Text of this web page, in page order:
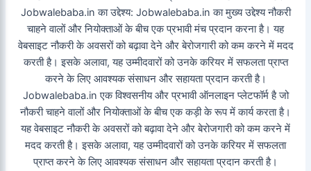
Jobwalebaba.in का उद्देश्य: Jobwalebaba.in का मुख्य उद्देश्य नौकरी
चाहने वालों और नियोक्ताओं के बीच एक प्रभावी मंच प्रदान करना है। यह
वेबसाइट नौकरी के अवसरों को बढ़ावा देने और बेरोजगारी को कम करने में मदद
करती है। इसके अलावा, यह उम्मीदवारों को उनके करियर में सफलता प्राप्त
करने के लिए आवश्यक संसाधन और सहायता प्रदान करती है।
Jobwalebaba.in एक विश्वसनीय और प्रभावी ऑनलाइन प्लेटफॉर्म है जो
नौकरी चाहने वालों और नियोक्ताओं के बीच एक कड़ी के रूप में कार्य करता है।
यह वेबसाइट नौकरी के अवसरों को बढ़ावा देने और बेरोजगारी को कम करने में
मदद करती है। इसके अलावा, यह उम्मीदवारों को उनके करियर में सफलता
प्राप्त करने के लिए आवश्यक संसाधन और सहायता प्रदान करती है।